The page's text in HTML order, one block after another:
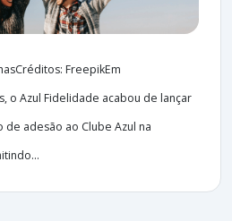
FreepikEm
o Azul Fidelidade acabou de lançar
adesão ao Clube Azul na